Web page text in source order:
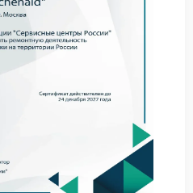
указывают на
следующие признаки:
воды;
обычно.
затягивать с